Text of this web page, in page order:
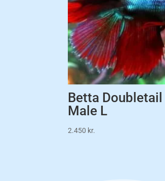
Betta Doubletail
Male L
2.450 kr.